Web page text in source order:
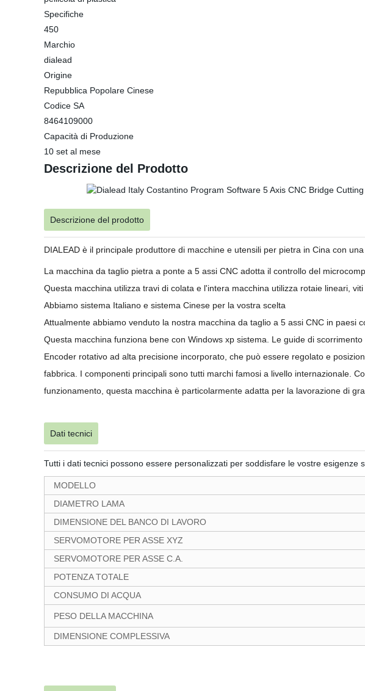
Specifiche
450
Marchio
dialead
Origine
Repubblica Popolare Cinese
Codice SA
8464109000
Capacità di Produzione
10 set al mese
Descrizione del Prodotto
Descrizione del prodotto
DIALEAD è il principale produttore di macchine e utensili per pietra in Cina con
La macchina da taglio pietra a ponte a 5 assi CNC adotta il controllo del
Questa macchina utilizza travi di colata e l'intera macchina utilizza rotaie lineari,
Abbiamo sistema Italiano e sistema Cinese per la vostra scelta
Attualmente abbiamo venduto la nostra macchina da taglio a 5 assi CNC in paesi
Questa macchina funziona bene con Windows xp sistema. Le guide di
Encoder rotativo ad alta precisione incorporato, che può essere regolato e
fabbrica. I componenti principali sono tutti marchi famosi a livello internazionale.
funzionamento, questa macchina è particolarmente adatta per la lavorazione di
Dati tecnici
Tutti i dati tecnici possono essere personalizzati per soddisfare le vostre esigenze
MODELLO
DIAMETRO LAMA
DIMENSIONE DEL BANCO DI LAVORO
SERVOMOTORE PER ASSE XYZ
SERVOMOTORE PER ASSE C.A.
POTENZA TOTALE
CONSUMO DI ACQUA
PESO DELLA MACCHINA
DIMENSIONE COMPLESSIVA